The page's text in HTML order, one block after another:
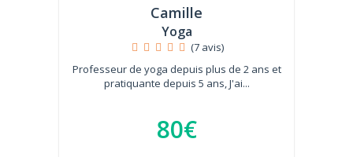
Camille
Yoga
(7 avis)
Professeur de yoga depuis plus de 2 ans et
pratiquante depuis 5 ans, J'ai...
80€